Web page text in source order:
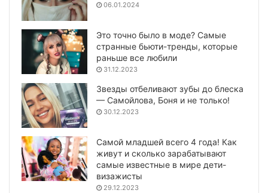
06.01.2024
Это точно было в моде? Самые
странные бьюти-тренды, которые
раньше все любили
31.12.2023
Звезды отбеливают зубы до блеска
— Самойлова, Боня и не только!
30.12.2023
Самой младшей всего 4 года! Как
живут и сколько зарабатывают
самые известные в мире дети-
визажисты
29.12.2023